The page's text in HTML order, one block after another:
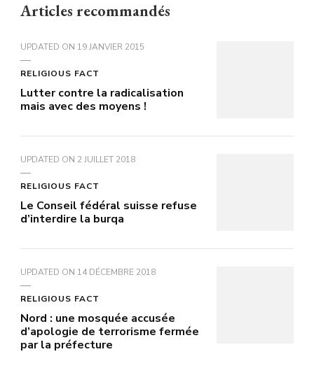
Articles recommandés
UPDATED ON 19 JANVIER 2015
RELIGIOUS FACT
Lutter contre la radicalisation
mais avec des moyens !
UPDATED ON 2 JUILLET 2018
RELIGIOUS FACT
Le Conseil fédéral suisse refuse
d’interdire la burqa
UPDATED ON 14 DÉCEMBRE 2018
RELIGIOUS FACT
Nord : une mosquée accusée
d’apologie de terrorisme fermée
par la préfecture